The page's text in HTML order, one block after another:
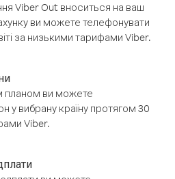
Viber Out вноситься на ваш
ви можете телефонувати
за низькими тарифами Viber.
планом ви можете
у вибрану країну протягом 30
Viber.